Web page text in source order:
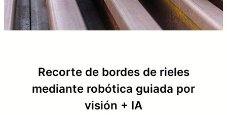
Recorte de bordes de rieles
mediante robótica guiada por
visión + IA